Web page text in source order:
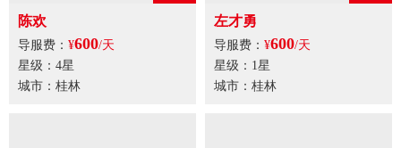
陈欢
导服费： ¥600/天
星级：4星
城市：桂林
左才勇
导服费： ¥600/天
星级：1星
城市：桂林